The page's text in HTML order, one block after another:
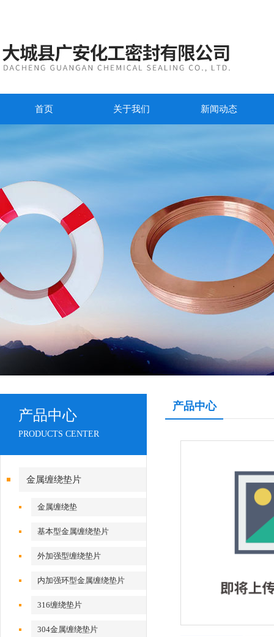
首页 关于我们 新闻动态
产品中心
PRODUCTS CENTER
金属缠绕垫片
金属缠绕垫
基本型金属缠绕垫片
外加强型缠绕垫片
内加强环型金属缠绕垫片
316缠绕垫片
304金属缠绕垫片
产品中心